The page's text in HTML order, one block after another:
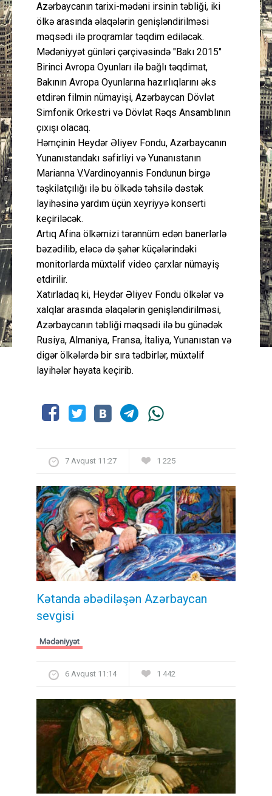
Azərbaycanın tarixi-mədəni irsinin təbliği, iki
ölkə arasında əlaqələrin genişləndirilməsi
məqsədi ilə proqramlar təqdim ediləcək.
Mədəniyyət günləri çərçivəsində "Bakı 2015"
Birinci Avropa Oyunları ilə bağlı təqdimat,
Bakının Avropa Oyunlarına hazırlıqlarını əks
etdirən filmin nümayişi, Azərbaycan Dövlət
Simfonik Orkestri və Dövlət Rəqs Ansamblının
çıxışı olacaq.
Həmçinin Heydər Əliyev Fondu, Azərbaycanın
Yunanıstandakı səfirliyi və Yunanıstanın
Marianna V.Vardinoyannis Fondunun birgə
təşkilatçılığı ilə bu ölkədə təhsilə dəstək
layihəsinə yardım üçün xeyriyyə konserti
keçiriləcək.
Artıq Afina ölkəmizi tərənnüm edən banerlərlə
bəzədilib, eləcə də şəhər küçələrindəki
monitorlarda müxtəlif video çarxlar nümayiş
etdirilir.
Xatırladaq ki, Heydər Əliyev Fondu ölkələr və
xalqlar arasında əlaqələrin genişləndirilməsi,
Azərbaycanın təbliği məqsədi ilə bu günədək
Rusiya, Almaniya, Fransa, İtaliya, Yunanıstan və
digər ölkələrdə bir sıra tədbirlər, müxtəlif
layihələr həyata keçirib.
7 Avqust 11:27 1 225
Kətanda əbədiləşən Azərbaycan
sevgisi
Mədəniyyət
6 Avqust 11:14 1 442